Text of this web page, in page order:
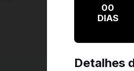
00
DIAS
Detalhes